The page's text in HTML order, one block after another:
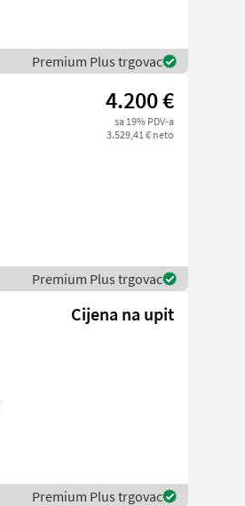
Premium Plus trgovac
4.200 €
sa 19% PDV-a
3.529,41 € neto
Premium Plus trgovac
Cijena na upit
Premium Plus trgovac